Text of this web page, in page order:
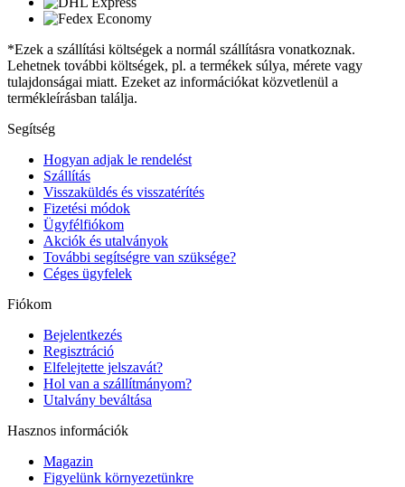
*Ezek a szállítási költségek a normál szállításra vonatkoznak.
Lehetnek további költségek, pl. a termékek súlya, mérete vagy
tulajdonságai miatt. Ezeket az információkat közvetlenül a
termékleírásban találja.
Segítség
Hogyan adjak le rendelést
Szállítás
Visszaküldés és visszatérítés
Fizetési módok
Ügyfélfiókom
Akciók és utalványok
További segítségre van szüksége?
Céges ügyfelek
Fiókom
Bejelentkezés
Regisztráció
Elfelejtette jelszavát?
Hol van a szállítmányom?
Utalvány beváltása
Hasznos információk
Magazin
Figyelünk környezetünkre